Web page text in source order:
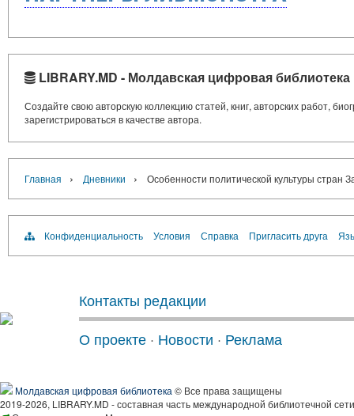
LIBRARY.MD - Молдавская цифровая библиотека
Создайте свою авторскую коллекцию статей, книг, авторских работ,
зарегистрироваться в качестве автора.
Главная › Дневники › Особенности политической культуры
Конфиденциальность Условия Справка Пригласить друга
Контакты редакции
О проекте · Новости · Реклама
Молдавская цифровая библиотека © Все права защищены
2019-2026, LIBRARY.MD - составная часть международной библиотечной